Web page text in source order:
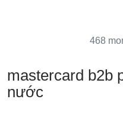
IP
Lookup
468
mastercard b2b
nước